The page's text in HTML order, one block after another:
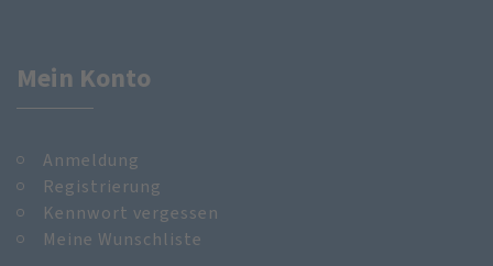
Mein Konto
Anmeldung
Registrierung
Kennwort vergessen
Meine Wunschliste